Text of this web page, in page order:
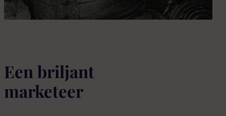
Een briljant
marketeer